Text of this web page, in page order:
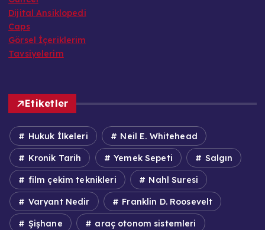
Dijital Ansiklopedi
Caps
Görsel İçeriklerim
Tavsiyelerim
Etiketler
Hukuk İlkeleri Neil E. Whitehead
Kronik Tarih Yemek Sepeti Salgın
film çekim teknikleri Nahl Suresi
Varyant Nedir Franklin D. Roosevelt
Şişhane araç otonom sistemleri